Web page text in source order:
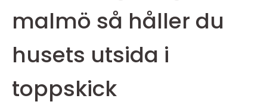
malmö så håller du
husets utsida i
toppskick